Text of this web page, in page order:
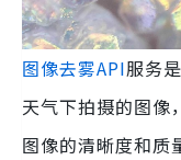
图像去雾API服务
天气下拍摄的图像
图像的清晰度和质